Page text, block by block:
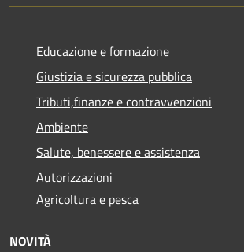
Educazione e formazione
Giustizia e sicurezza pubblica
Tributi,finanze e contravvenzioni
Ambiente
Salute, benessere e assistenza
Autorizzazioni
Agricoltura e pesca
NOVITÀ